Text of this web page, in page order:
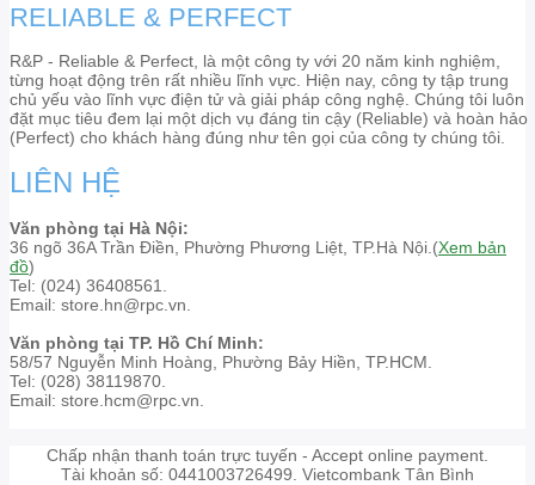
RELIABLE & PERFECT
R&P - Reliable & Perfect, là một công ty với 20 năm kinh nghiệm,
từng hoạt động trên rất nhiều lĩnh vực. Hiện nay, công ty tập trung
chủ yếu vào lĩnh vực điện tử và giải pháp công nghệ. Chúng tôi luôn
đặt mục tiêu đem lại một dịch vụ đáng tin cậy (Reliable) và hoàn hảo
(Perfect) cho khách hàng đúng như tên gọi của công ty chúng tôi.
LIÊN HỆ
Văn phòng tại Hà Nội:
36 ngõ 36A Trần Điền, Phường Phương Liệt, TP.Hà Nội.(Xem bản
đồ)
Tel: (024) 36408561.
Email: store.hn@rpc.vn.
Văn phòng tại TP. Hồ Chí Minh:
58/57 Nguyễn Minh Hoàng, Phường Bảy Hiền, TP.HCM.
Tel: (028) 38119870.
Email: store.hcm@rpc.vn.
Chấp nhận thanh toán trực tuyến - Accept online payment.
Tài khoản số: 0441003726499. Vietcombank Tân Bình